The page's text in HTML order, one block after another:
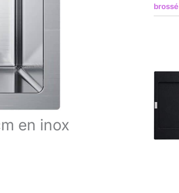
en inox
brossé